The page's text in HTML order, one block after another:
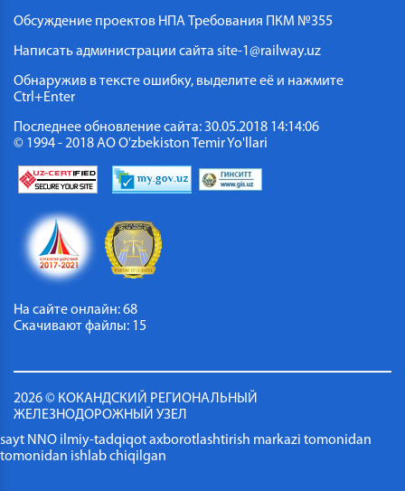
Обсуждение проектов НПАТребования ПКМ №355
Написать администрации сайта site-1@railway.uz
Обнаружив в тексте ошибку, выделите её и нажмите
Ctrl+Enter
Последнее обновление сайта: 30.05.2018 14:14:06
© 1994 - 2018 АО O'zbekiston Temir Yo'llari
На сайте онлайн: 58
Скачивают файлы: 15
2026 © КОКАНДСКИЙ РЕГИОНАЛЬНЫЙ
ЖЕЛЕЗНОДОРОЖНЫЙ УЗЕЛ
sayt NNO ilmiy-tadqiqot axborotlashtirish markazi tomonidan
tomonidan ishlab chiqilgan